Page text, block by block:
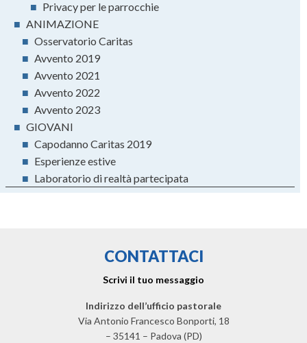
■ Privacy per le parrocchie
■ ANIMAZIONE
■ Osservatorio Caritas
■ Avvento 2019
■ Avvento 2021
■ Avvento 2022
■ Avvento 2023
■ GIOVANI
■ Capodanno Caritas 2019
■ Esperienze estive
■ Laboratorio di realtà partecipata
CONTATTACI
Scrivi il tuo messaggio
Indirizzo dell’ufficio pastorale
Via Antonio Francesco Bonporti, 18
– 35141 – Padova (PD)